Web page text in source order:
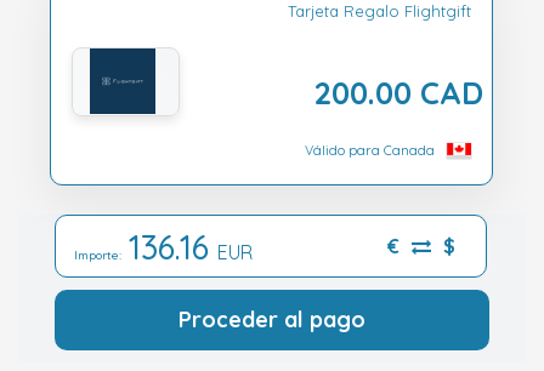
Tarjeta Regalo Flightgift
200.00 CAD
Válido para Canada
Importe: 136.16 EUR € $
Proceder al pago